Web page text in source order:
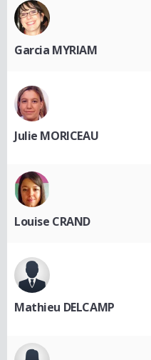
Garcia MYRIAM
Julie MORICEAU
Louise CRAND
Mathieu DELCAMP